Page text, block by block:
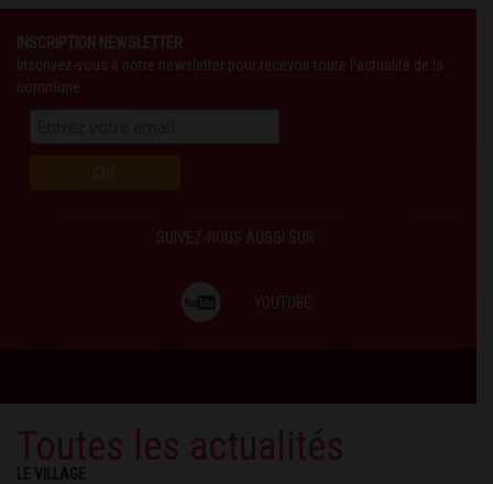
INSCRIPTION NEWSLETTER
Inscrivez-vous à notre newsletter pour recevoir toute l'actualité de la
commune
SUIVEZ-NOUS AUSSI SUR :
YOUTUBE
Toutes les actualités
LE VILLAGE